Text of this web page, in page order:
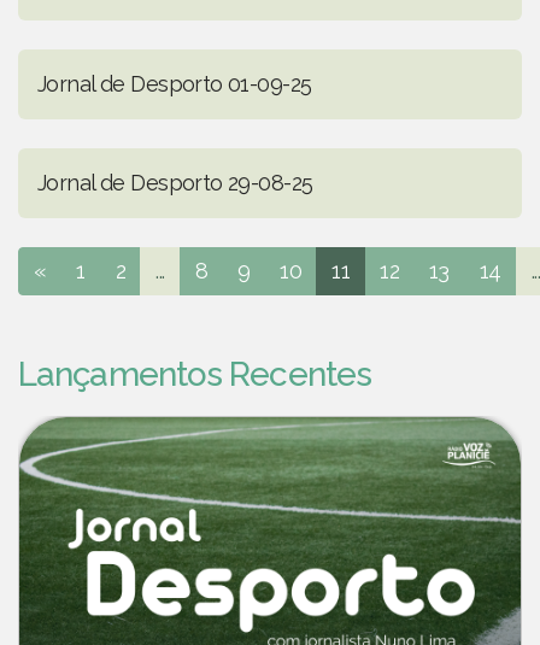
Jornal de Desporto 01-09-25
Jornal de Desporto 29-08-25
« 1 2 ... 8 9 10 11 12 13 14 ...
Lançamentos Recentes